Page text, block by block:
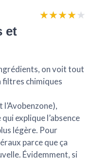
et
★★★★★
★★★★★
on voit tout
filtres chimiques
explique l’absence
légère. Pour
parce que ça
Évidemment, si